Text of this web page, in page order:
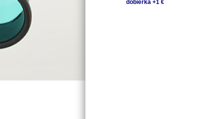
dobierka +1 €